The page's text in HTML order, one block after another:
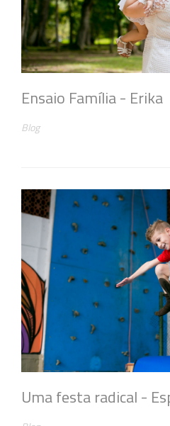
Ensaio Família - Erika
Blog
Uma festa radical -